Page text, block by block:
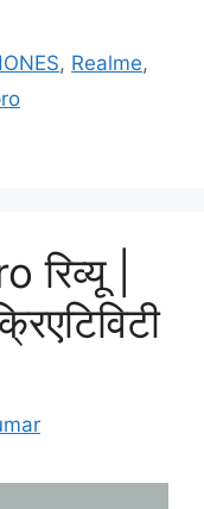
, Realme,
|